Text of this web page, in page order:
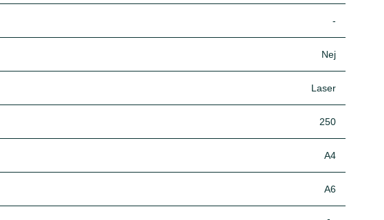
-
Nej
Laser
250
A4
A6